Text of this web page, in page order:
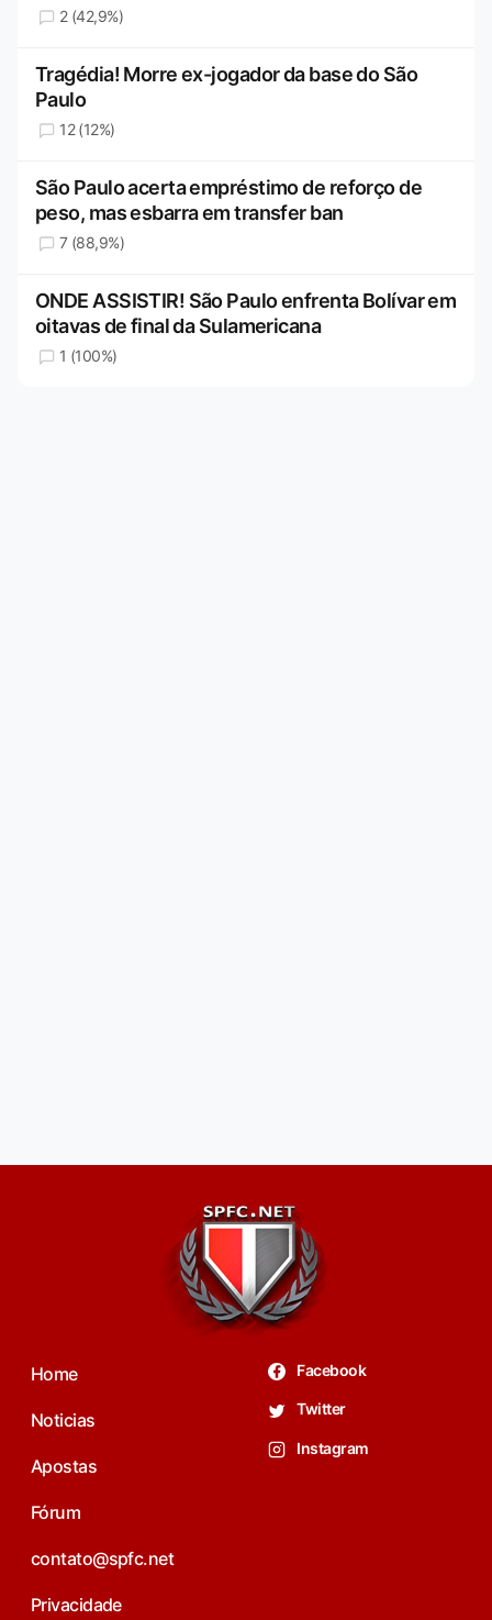
2 (42,9%)
Tragédia! Morre ex-jogador da base do São
Paulo
12 (12%)
São Paulo acerta empréstimo de reforço de
peso, mas esbarra em transfer ban
7 (88,9%)
ONDE ASSISTIR! São Paulo enfrenta Bolívar em
oitavas de final da Sulamericana
1 (100%)
Home
Noticias
Apostas
Fórum
contato@spfc.net
Privacidade
Facebook
Twitter
Instagram